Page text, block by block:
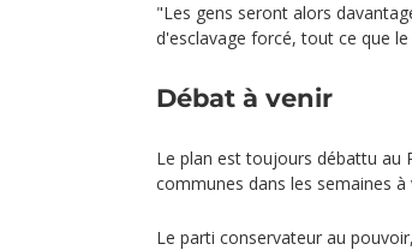
"Les gens seront alors
d'esclavage forcé, tout ce que
Débat à venir
Le plan est toujours débattu au
communes dans les semaines à
Le parti conservateur au